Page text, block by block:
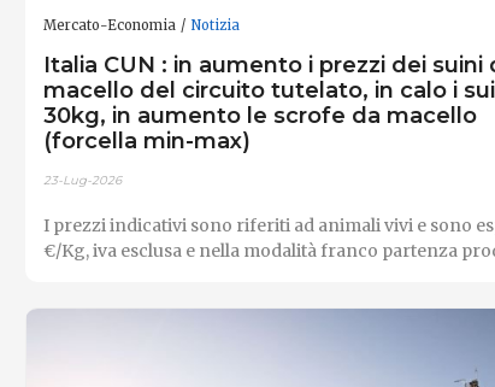
Mercato-Economia Notizia
Italia CUN : in aumento i prezzi dei suini
macello del circuito tutelato, in calo i
30kg, in aumento le scrofe da macello
(forcella min-max)
23-Lug-2026
I prezzi indicativi sono riferiti ad animali vivi e sono
€/Kg, iva esclusa e nella modalità franco partenza